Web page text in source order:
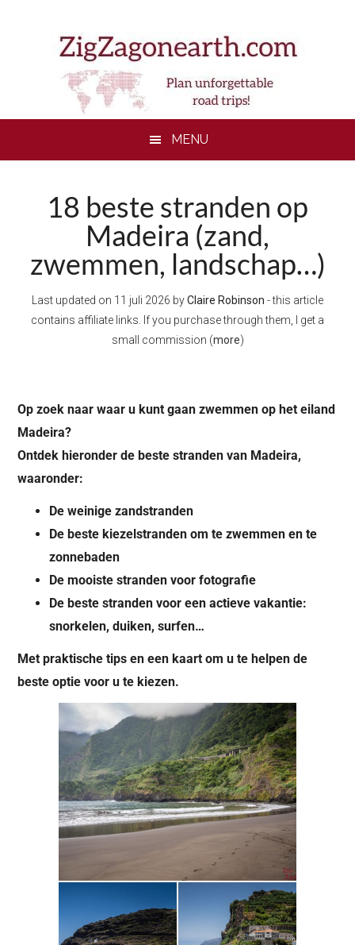
MENU
18 beste stranden op
Madeira (zand,
zwemmen, landschap…)
Last updated on 11 juli 2026 byClaire Robinson - this article
contains affiliate links. If you purchase through them, I get a
small commission (more)
Op zoek naar waar u kunt gaan zwemmen op het eiland
Madeira?
Ontdek hieronder de beste stranden van Madeira,
waaronder:
De weinige zandstranden
De beste kiezelstranden om te zwemmen en te
zonnebaden
De mooiste stranden voor fotografie
De beste stranden voor een actieve vakantie:
snorkelen, duiken, surfen…
Met praktische tips en een kaart om u te helpen de
beste optie voor u te kiezen.